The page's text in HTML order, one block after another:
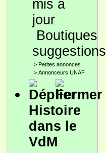
Boutiques
suggestions
> Petites annonces
> Annonceurs UNAF
Histoire
dans le
VdM